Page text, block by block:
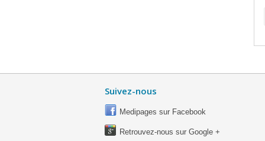
Suivez-nous
Medipages sur Facebook
Retrouvez-nous sur Google +